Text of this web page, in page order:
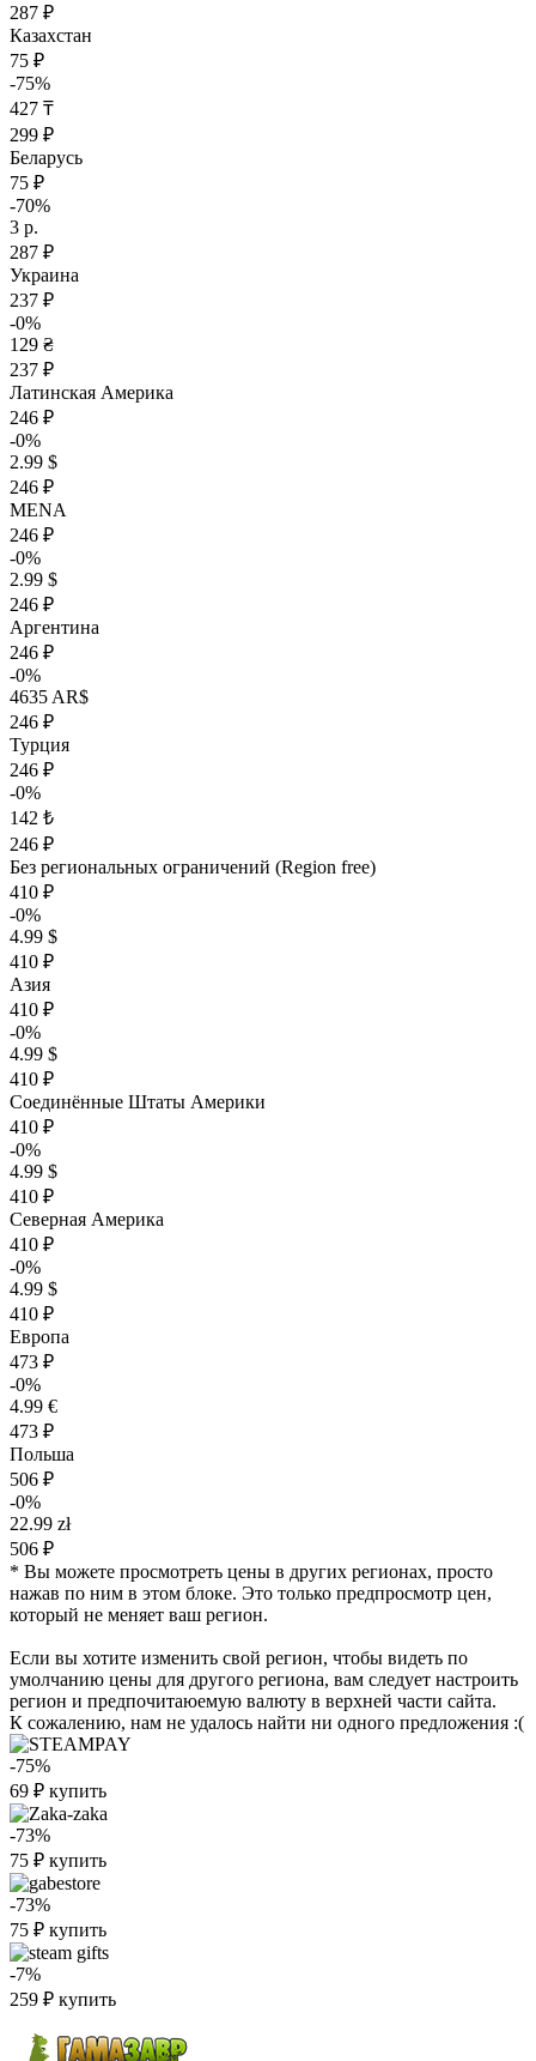
287 ₽
Казахстан
75 ₽
-75%
427 ₸
299 ₽
Беларусь
75 ₽
-70%
3 р.
287 ₽
Украина
237 ₽
-0%
129 ₴
237 ₽
Латинская Америка
246 ₽
-0%
2.99 $
246 ₽
MENA
246 ₽
-0%
2.99 $
246 ₽
Аргентина
246 ₽
-0%
4635 AR$
246 ₽
Турция
246 ₽
-0%
142 ₺
246 ₽
Без региональных ограничений (Region free)
410 ₽
-0%
4.99 $
410 ₽
Азия
410 ₽
-0%
4.99 $
410 ₽
Соединённые Штаты Америки
410 ₽
-0%
4.99 $
410 ₽
Северная Америка
410 ₽
-0%
4.99 $
410 ₽
Европа
473 ₽
-0%
4.99 €
473 ₽
Польша
506 ₽
-0%
22.99 zł
506 ₽
* Вы можете просмотреть цены в других регионах, просто
нажав по ним в этом блоке. Это только предпросмотр цен,
который не меняет ваш регион.
Если вы хотите изменить свой регион, чтобы видеть по
умолчанию цены для другого региона, вам следует настроить
регион и предпочитаюемую валюту в верхней части сайта.
К сожалению, нам не удалось найти ни одного предложения :(
-75%
69 ₽ купить
-73%
75 ₽ купить
-73%
75 ₽ купить
-7%
259 ₽ купить